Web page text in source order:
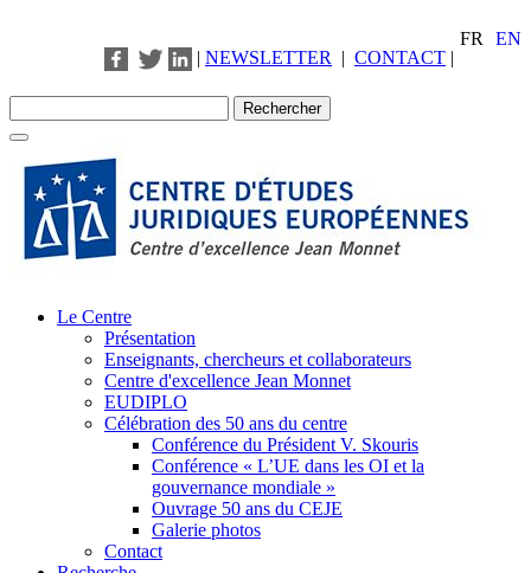
FR
EN
| NEWSLETTER | CONTACT |
Le Centre
Présentation
Enseignants, chercheurs et collaborateurs
Centre d'excellence Jean Monnet
EUDIPLO
Célébration des 50 ans du centre
Conférence du Président V. Skouris
Conférence « L’UE dans les OI et la
gouvernance mondiale »
Ouvrage 50 ans du CEJE
Galerie photos
Contact